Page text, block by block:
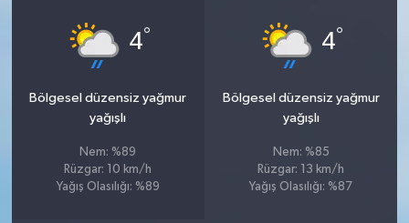
4°
Bölgesel düzensiz yağmur
yağışlı
Nem: %89
Rüzgar: 10 km/h
Yağış Olasılığı: %89
4°
Bölgesel düzensiz yağmur
yağışlı
Nem: %85
Rüzgar: 13 km/h
Yağış Olasılığı: %87